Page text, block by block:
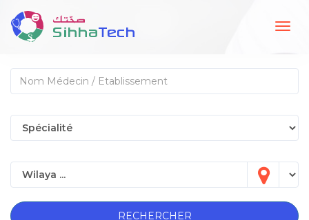
RECHERCHER